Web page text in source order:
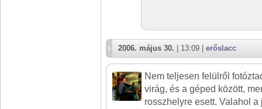
2006. május 30. | 13:09 | erőslacc
Nem teljesen felülről
virág, és a géped között,
rosszhelyre esett. Valahol